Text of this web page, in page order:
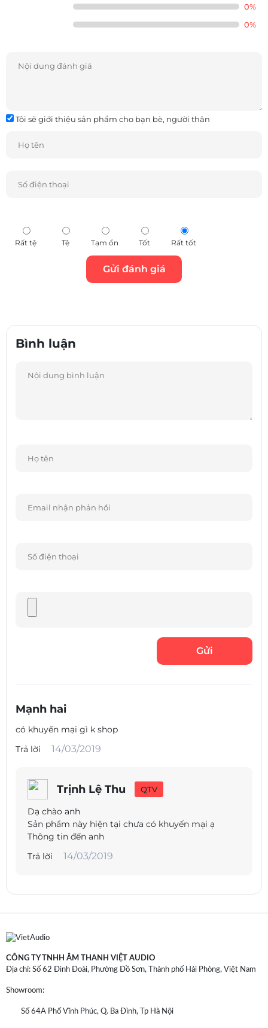
0%
0%
Tôi sẽ giới thiệu sản phẩm cho bạn bè, người thân
Rất tệ Tệ Tạm ổn Tốt Rất tốt
Bình luận
Mạnh hai
có khuyến mại gì k shop
Trả lời
14/03/2019
Trịnh Lệ Thu QTV
Dạ chào anh
Sản phẩm này hiện tại chưa có khuyến mại ạ
Thông tin đến anh
Trả lời
14/03/2019
CÔNG TY TNHH ÂM THANH VIỆT AUDIO
Địa chỉ: Số 62 Đình Đoài, Phường Đồ Sơn, Thành phố Hải Phòng, Việt Nam
Showroom:
Số 64A Phố Vĩnh Phúc, Q. Ba Đình, Tp Hà Nội